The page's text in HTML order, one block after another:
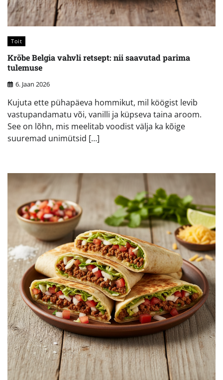
Toit
Krõbe Belgia vahvli retsept: nii saavutad parima
tulemuse
6. Jaan 2026
Kujuta ette pühapäeva hommikut, mil köögist levib
vastupandamatu või, vanilli ja küpseva taina aroom.
See on lõhn, mis meelitab voodist välja ka kõige
suuremad unimütsid […]